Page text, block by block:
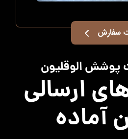
سفارش
پوشش الوقلیون
ارسالی
آماده